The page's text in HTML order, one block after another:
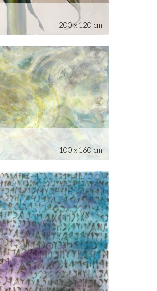
200 x 120 cm
100 x 160 cm